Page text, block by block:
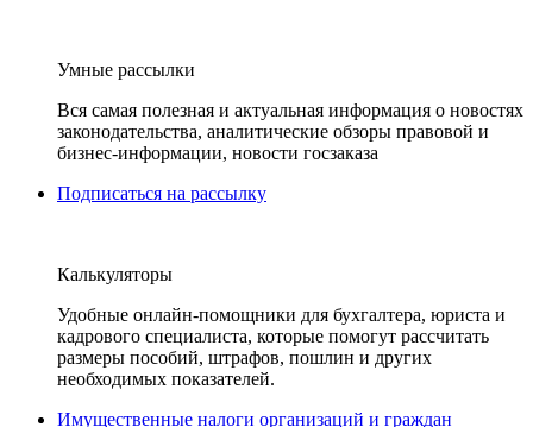
Умные рассылки
Вся самая полезная и актуальная информация о новостях
законодательства, аналитические обзоры правовой и
бизнес-информации, новости госзаказа
Подписаться на рассылку
Калькуляторы
Удобные онлайн-помощники для бухгалтера, юриста и
кадрового специалиста, которые помогут рассчитать
размеры пособий, штрафов, пошлин и других
необходимых показателей.
Имущественные налоги организаций и граждан